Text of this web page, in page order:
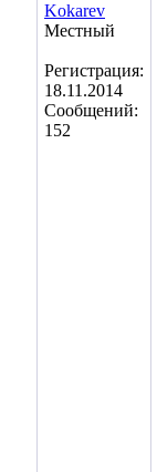
Kokarev
Местный
Регистрация:
18.11.2014
Сообщений:
152